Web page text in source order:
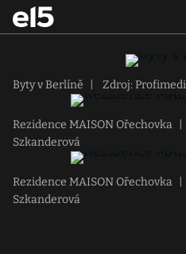
Byty v Berlíně Zdroj:
Rezidence MAISON Ořechovka
Szkanderová
Rezidence MAISON Ořechovka
Szkanderová